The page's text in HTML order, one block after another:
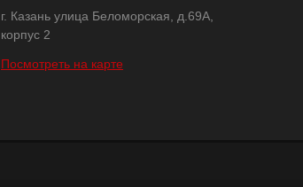
г. Казань улица Беломорская, д.69А,
корпус 2
Посмотреть на карте